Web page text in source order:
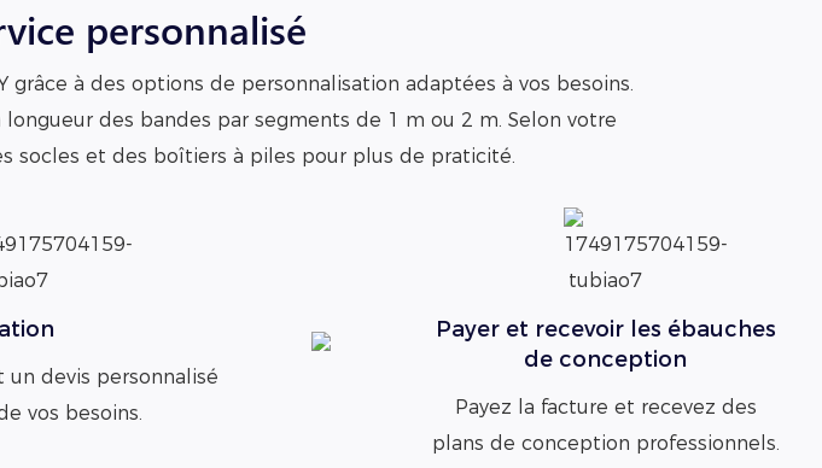
personnalisé
à des options de personnalisation adaptées à vos besoins.
des bandes par segments de 1 m ou 2 m. Selon votre
socles et des boîtiers à piles pour plus de praticité.
un devis personnalisé
vos besoins.
Payer et recevoir les ébauches
de conception
Payez la facture et recevez des
plans de conception professionnels.